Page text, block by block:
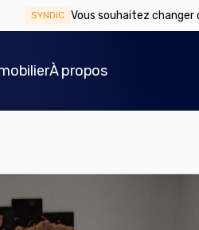
SYNDIC Vous souhaitez changer
À propos